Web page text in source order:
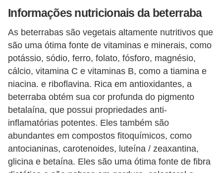
Informações nutricionais da beterraba
As beterrabas são vegetais altamente nutritivos que
são uma ótima fonte de vitaminas e minerais, como
potássio, sódio, ferro, folato, fósforo, magnésio,
cálcio, vitamina C e vitaminas B, como a tiamina e
niacina. e riboflavina. Rica em antioxidantes, a
beterraba obtém sua cor profunda do pigmento
betalaína, que possui propriedades anti-
inflamatórias potentes. Eles também são
abundantes em compostos fitoquímicos, como
antocianinas, carotenoides, luteína / zeaxantina,
glicina e betaína. Eles são uma ótima fonte de fibra
e
i
r
o
s